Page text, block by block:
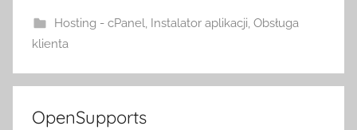
Hosting - cPanel, Instalator aplikacji, Obsługa
klienta
OpenSupports